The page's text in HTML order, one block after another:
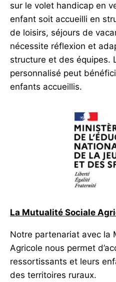
sur le volet handicap en
enfant soit accueilli en
de loisirs, séjours de
nécessite réflexion et
structure et des équipes.
personnalisé peut
enfants accueillis.
La Mutualité Sociale
Notre partenariat avec la
Agricole nous permet
ressortissants et leurs
des territoires ruraux.